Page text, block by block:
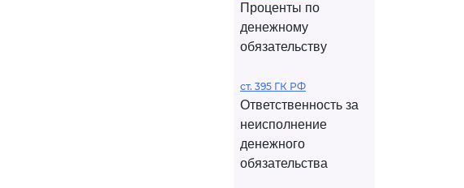
Проценты по
денежному
обязательству
ст. 395 ГК РФ
Ответственность за
неисполнение
денежного
обязательства